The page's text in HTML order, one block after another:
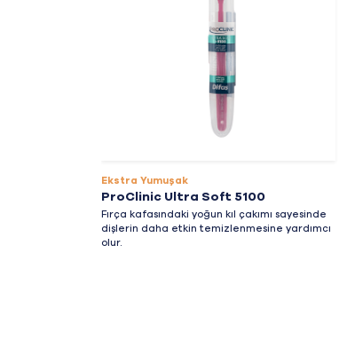
Ekstra Yumuşak
ProClinic Ultra Soft 5100
Fırça kafasındaki yoğun kıl çakımı sayesinde
dişlerin daha etkin temizlenmesine yardımcı
olur.